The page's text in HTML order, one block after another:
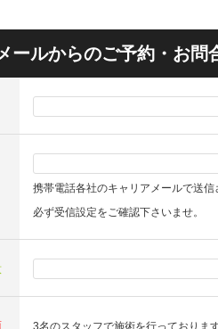
ールからのご予約・お問
携帯電話各社のキャリアメールで送
必ず受信設定をご確認下さいませ。
3名のスタッフで施術を行っております